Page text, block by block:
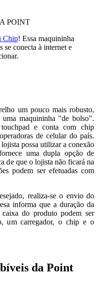
POINT
Chip! Essa maquininha
se conecta à internet e
um pouco mais robusto,
uma maquininha "de bolso".
e conta com chip
de celular do país.
possa utilizar a conexão
uma dupla opção de
de que o lojista não ficará na
podem ser efetuadas com
realiza-se o envio do
informa que a duração da
do produto podem ser
um carregador, o chip e o
da Point